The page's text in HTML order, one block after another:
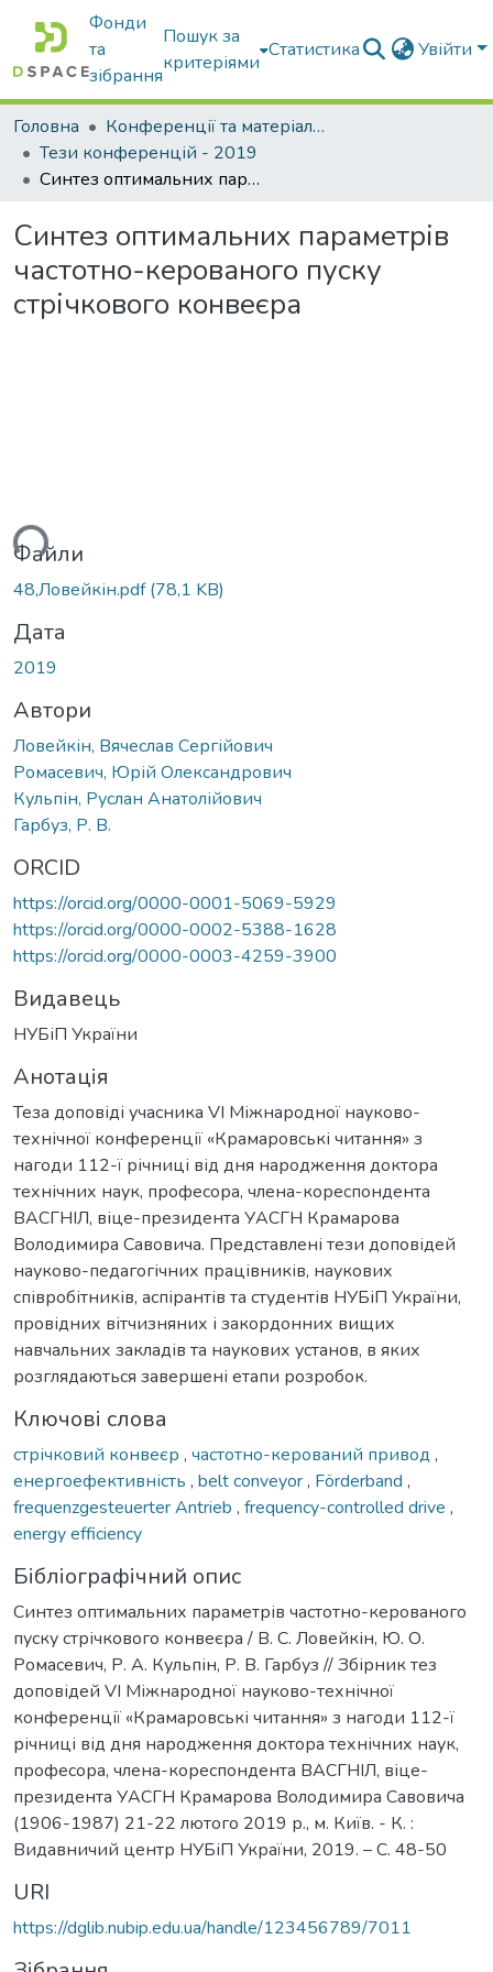
Фонди
та
зібрання
Пошук за
критеріями
Статистика Увійти
Головна
Конференції та матеріали конференцій
Тези конференцій - 2019
Синтез оптимальних параметрів частотно-керованого пуску стрічкового конвеєра
Синтез оптимальних параметрів
частотно-керованого пуску
стрічкового конвеєра
Файли
48,Ловейкін.pdf(78,1 KB)
Дата
2019
Автори
Ловейкін, Вячеслав Сергійович
Ромасевич, Юрій Олександрович
Кульпін, Руслан Анатолійович
Гарбуз, Р. В.
ORCID
https://orcid.org/0000-0001-5069-5929
https://orcid.org/0000-0002-5388-1628
https://orcid.org/0000-0003-4259-3900
Видавець
НУБіП України
Анотація
Теза доповіді учасника VI Міжнародної науково-
технічної конференції «Крамаровські читання» з
нагоди 112-ї річниці від дня народження доктора
технічних наук, професора, члена-кореспондента
ВАСГНІЛ, віце-президента УАСГН Крамарова
Володимира Савовича. Представлені тези доповідей
науково-педагогічних працівників, наукових
співробітників, аспірантів та студентів НУБіП України,
провідних вітчизняних і закордонних вищих
навчальних закладів та наукових установ, в яких
розглядаються завершені етапи розробок.
Ключові слова
стрічковий конвеєр , частотно-керований привод ,
енергоефективність , belt conveyor, Förderband ,
frequenzgesteuerter Antrieb , frequency-controlled drive ,
energy efficiency
Бібліографічний опис
Синтез оптимальних параметрів частотно-керованого
пуску стрічкового конвеєра / В. С. Ловейкін, Ю. О.
Ромасевич, Р. А. Кульпін, Р. В. Гарбуз // Збірник тез
доповідей VI Міжнародної науково-технічної
конференції «Крамаровські читання» з нагоди 112-ї
річниці від дня народження доктора технічних наук,
професора, члена-кореспондента ВАСГНІЛ, віце-
президента УАСГН Крамарова Володимира Савовича
(1906-1987) 21-22 лютого 2019 р., м. Київ. - К. :
Видавничий центр НУБіП України, 2019. – C. 48-50
URI
https://dglib.nubip.edu.ua/handle/123456789/7011